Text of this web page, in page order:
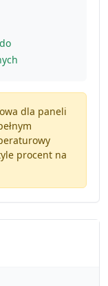
dla paneli
procent na